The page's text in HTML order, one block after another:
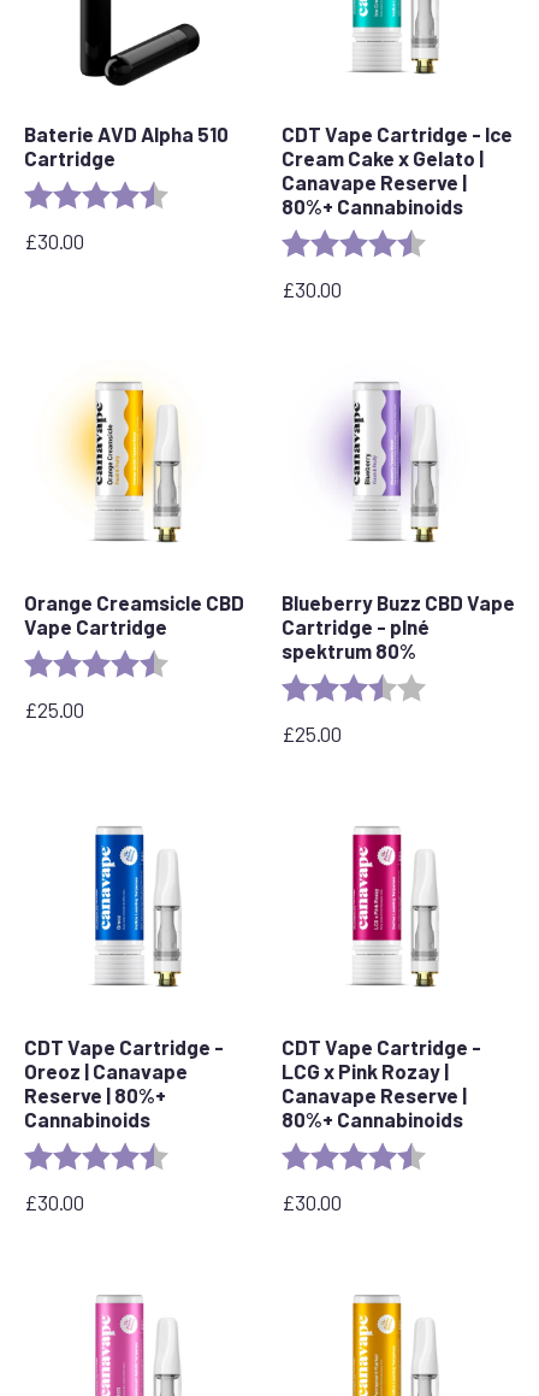
Baterie AVD Alpha 510
Cartridge
Rating: 4.7 out of 5 stars
£30.00
CDT Vape Cartridge - Ice
Cream Cake x Gelato |
Canavape Reserve |
80%+ Cannabinoids
Rating:
£30.00
Orange Creamsicle CBD
Vape Cartridge
Rating: 4.2 out of 5 stars
£25.00
Blueberry Buzz CBD Vape
Cartridge - plné
spektrum 80%
Rating:
£25.00
CDT Vape Cartridge -
Oreoz | Canavape
Reserve | 80%+
Cannabinoids
Rating: 4.4 out of 5 stars
£30.00
CDT Vape Cartridge -
LCG x Pink Rozay |
Canavape Reserve |
80%+ Cannabinoids
Rating:
£30.00